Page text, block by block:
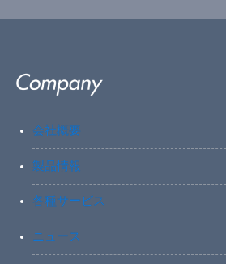
会社概要
製品情報
各種サービス
ニュース